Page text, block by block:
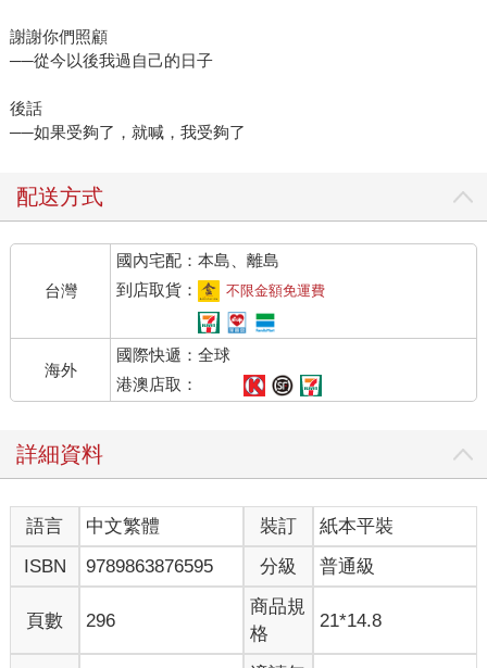
謝謝你們照顧
──從今以後我過自己的日子
後話
──如果受夠了，就喊，我受夠了
配送方式
台灣
國內宅配：本島、離島
到店取貨：
不限金額免運費
海外
國際快遞：全球
港澳店取：
詳細資料
語言 中文繁體 裝訂
紙本平裝
ISBN
9789863876595 分級 普通級
頁數 296
商品規
格
21*14.8